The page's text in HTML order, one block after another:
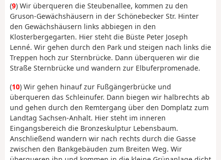
(9) Wir überqueren die Steubenallee, kommen zu den
Gruson-Gewächshäusern in der Schönebecker Str. Hinter
den Gewächshäusern links abbiegen in den
Klosterbergegarten. Hier steht die Büste Peter Joseph
Lenné. Wir gehen durch den Park und steigen nach links die
Treppen hoch zur Sternbrücke. Dann überqueren wir die
Straße Sternbrücke und wandern zur Elbuferpromenade.
(10) Wir gehen hinauf zur Fußgängerbrücke und
überqueren das Schleinufer. Dann biegen wir halbrechts ab
und gehen durch den Remtergang über den Domplatz zum
Landtag Sachsen-Anhalt. Hier steht im inneren
Eingangsbereich die Bronzeskulptur Lebensbaum.
Anschließend wandern wir nach rechts durch die Gasse
zwischen den Bankgebäuden zum Breiten Weg. Wir